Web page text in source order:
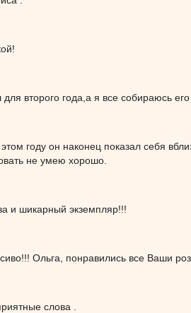
второго года,а я все собираюсь его
году он наконец показал себя
не умею хорошо.
и шикарный экземпляр!!!
Ольга, понравились все Ваши
слова .